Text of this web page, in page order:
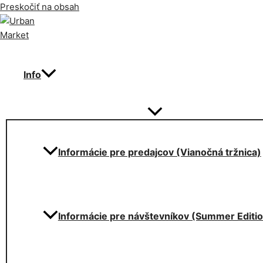
Preskočiť na obsah
Info
Informácie pre predajcov (Vianočná tržnica)
Informácie pre návštevníkov (Summer